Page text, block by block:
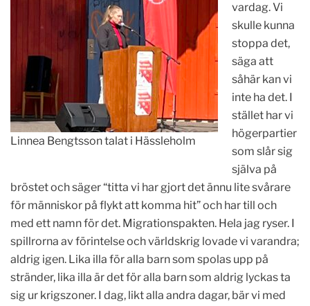
Linnea Bengtsson talat i Hässleholm
vardag. Vi
skulle kunna
stoppa det,
säga att
såhär kan vi
inte ha det. I
stället har vi
högerpartier
som slår sig
själva på
bröstet och säger “titta vi har gjort det ännu lite svårare
för människor på flykt att komma hit” och har till och
med ett namn för det. Migrationspakten. Hela jag ryser. I
spillrorna av förintelse och världskrig lovade vi varandra;
aldrig igen. Lika illa för alla barn som spolas upp på
stränder, lika illa är det för alla barn som aldrig lyckas ta
sig ur krigszoner. I dag, likt alla andra dagar, bär vi med